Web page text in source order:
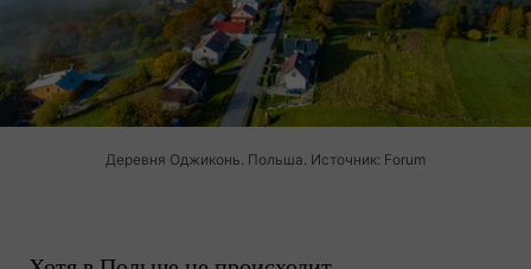
Деревня Оджиконь. Польша. Источник: Forum